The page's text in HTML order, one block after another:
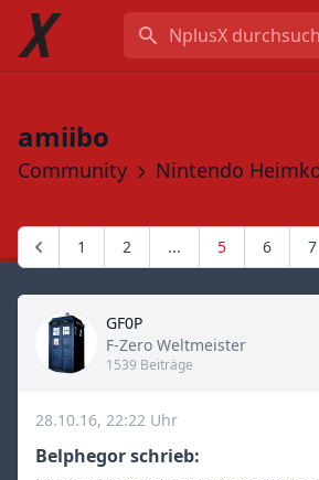
NplusX durchsuchen
amiibo
Community Nintendo
1 2 ... 5 6 7
GF0P
Title
F-Zero Weltmeister
1539 Beiträge
28.10.16, 22:22 Uhr
Belphegor schrieb: